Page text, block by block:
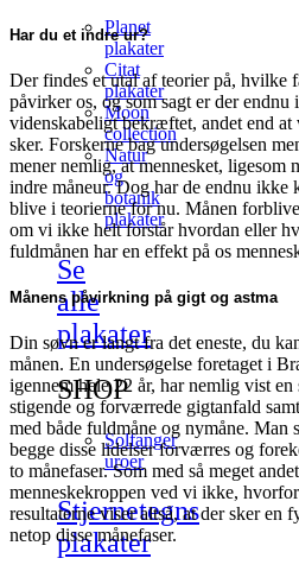
Planet
plakater
Citat
plakater
Moon
collection
Natur
og
botanik
plakater
Se
alle
plakater
SHOP
Solfanger
uroer
Stjernetegns
plakater
Har du et indre ur?
Der findes et utal af teorier på, hvilke
påvirker os, og som sagt er der endnu
videnskabeligt bekræftet, andet end at
sker. Forskerne bag undersøgelsen
mener nemlig, at mennesket, ligesom
indre måneur. Dog har de endnu ikke
blive i teorierne for nu. Månen
om vi ikke helt forstår hvordan eller
fuldmånen har en effekt på os
Månens påvirkning på gigt og astma
Din søvn er langt fra det eneste, du
månen. En undersøgelse foretaget i
igennem hele 22 år, har nemlig vist
stigende og forværrede gigtanfald
med både fuldmåne og nymåne. Man
begge disse lidelser forværres og
to månefaser. Som med så meget
menneskekroppen ved vi ikke,
resultaterne viser altså, at der sker
netop disse månefaser.